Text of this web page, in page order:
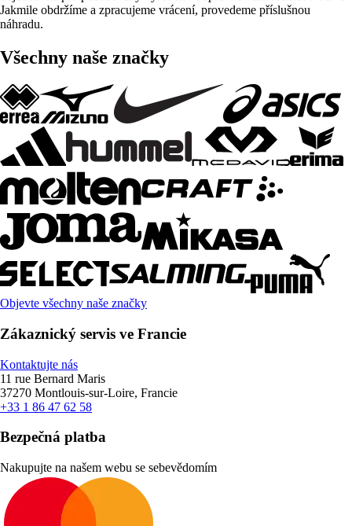
Jakmile obdržíme a zpracujeme vrácení, provedeme příslušnou
náhradu.
Všechny naše značky
Objevte všechny naše značky
Zákaznický servis ve Francie
Kontaktujte nás
11 rue Bernard Maris
37270 Montlouis-sur-Loire, Francie
+33 1 86 47 62 58
Bezpečná platba
Nakupujte na našem webu se sebevědomím